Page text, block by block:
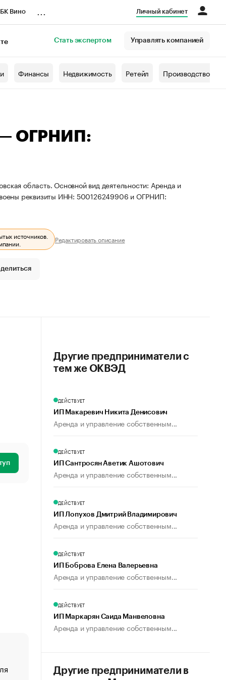
Вино Личный кабинет
Стать экспертом Управлять компанией
Финансы Недвижимость Ретейл Производство
— ОГРНИП:
область. Основной вид деятельности: Аренда и
реквизиты ИНН: 500126249906 и ОГРНИП:
источников.
Редактировать описание
«От спорта тело стареет иначе». Как живет глава
Другие предприниматели с
тем же ОКВЭД
ДЕЙСТВУЕТ
ИП Макаревич Никита Денисович
Аренда и управление собственным...
ДЕЙСТВУЕТ
ИП Сантросян Аветик Ашотович
Аренда и управление собственным...
ДЕЙСТВУЕТ
ИП Лопухов Дмитрий Владимирович
Аренда и управление собственным...
ДЕЙСТВУЕТ
ИП Боброва Елена Валерьевна
Аренда и управление собственным...
ДЕЙСТВУЕТ
ИП Маркарян Саида Манвеловна
Аренда и управление собственным...
Другие предприниматели в